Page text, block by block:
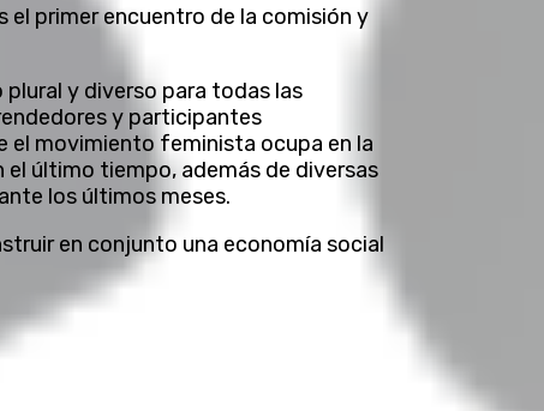
el primer encuentro de la comisión y
y diverso para todas las
y participantes
el movimiento feminista ocupa en la
el último tiempo, además de diversas
los últimos meses.
en conjunto una economía social